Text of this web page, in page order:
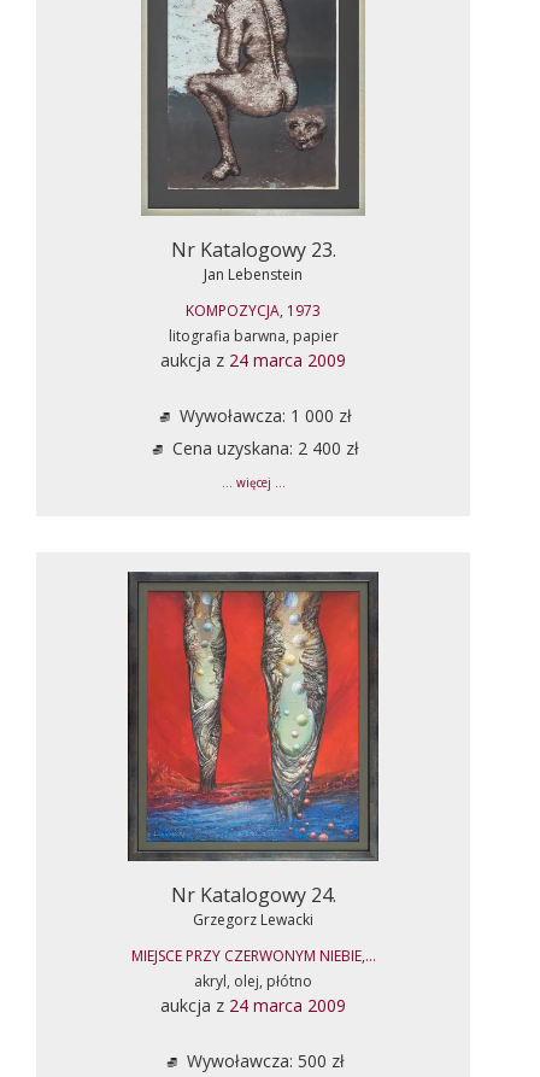
Nr Katalogowy 23.
Jan Lebenstein
KOMPOZYCJA, 1973
litografia barwna, papier
aukcja z 24 marca 2009
Wywoławcza: 1 000 zł
Cena uzyskana: 2 400 zł
... więcej ...
Nr Katalogowy 24.
Grzegorz Lewacki
MIEJSCE PRZY CZERWONYM NIEBIE,...
akryl, olej, płótno
aukcja z 24 marca 2009
Wywoławcza: 500 zł